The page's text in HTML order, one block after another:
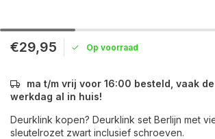
€29,95 Op voorraad
ma t/m vrij voor 16:00 besteld, vaak
werkdag al in huis!
Deurklink kopen? Deurklink set Berlijn met
sleutelrozet zwart inclusief schroeven.